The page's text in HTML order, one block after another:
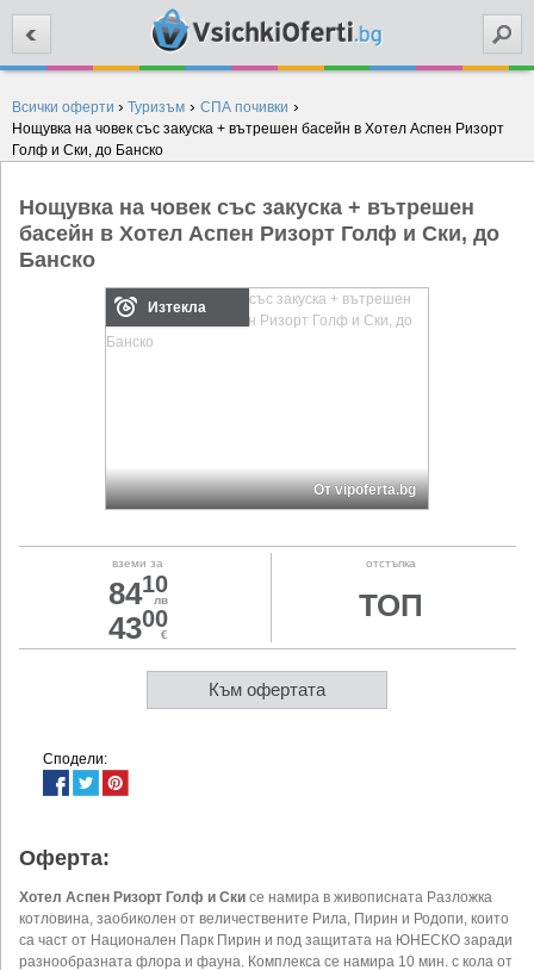
Всички оферти › Туризъм › СПА почивки ›
Нощувка на човек със закуска + вътрешен басейн в Хотел Аспен Ризорт
Голф и Ски, до Банско
Нощувка на човек със закуска + вътрешен
басейн в Хотел Аспен Ризорт Голф и Ски, до
Банско
Изтекла
От vipoferta.bg
вземи за
8410
лв
4300
€
отстъпка
ТОП
Към офертата
Сподели:
Оферта:
Хотел Аспен Ризорт Голф и Ски се намира в живописната Разложка
котловина, заобиколен от величествените Рила, Пирин и Родопи, които
са част от Национален Парк Пирин и под защитата на ЮНЕСКО заради
разнообразната флора и фауна. Комплекса се намира 10 мин. с кола от